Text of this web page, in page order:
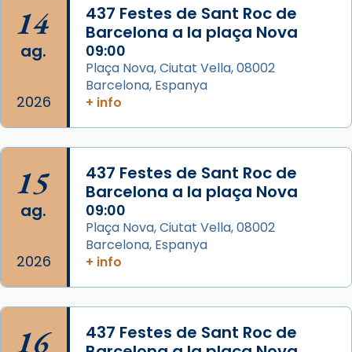
processó (recuperada el 1972) al voltant
del temple amb les relíquies de les santes.
Des de 1985 hi participa també un grup de
diablesses amb música i ball propis. Festa
gran a Mataró.
«Si vols saber què és calor, ves per les
Santes a Mataró»🥵.
View on Facebook Share
Arquebisbat de Barcelona
2 weeks ago
Jaume, fill de Zebedeu, és juntament amb el
seu germà Joan i Pere un dels que
acompanyava més de prop Jesús.
Segons el llibre dels Fets (12,2) fou el primer
14
ag.
2026
437 Festes de Sant Roc de
Barcelona a la plaça Nova
09:00
Plaça Nova, Ciutat Vella, 08002
Barcelona, Espanya
+ info
15
ag.
2026
437 Festes de Sant Roc de
Barcelona a la plaça Nova
09:00
Plaça Nova, Ciutat Vella, 08002
Barcelona, Espanya
+ info
16
437 Festes de Sant Roc de